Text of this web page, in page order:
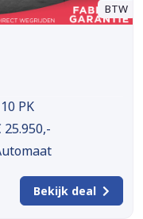
BTW
PK
25.950,-
Bekijk deal